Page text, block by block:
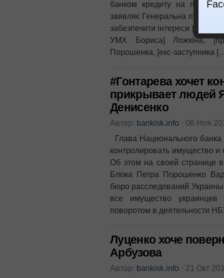
банком кредиту на покупку
заявляє Генеральна
забезпечити інтереси [екс-
УМХ Бориса] Ложкіна,
Порошенка, [екс-заступника
#Гонтарева хочет
прикрывает людей
Денисенко
Автор: bankisk.info ⋅ 06 Ноя
Глава Национального
контролировать имущество и
Об этом на своей странице
Блока Петра Порошенко
бюро расследований
все имущество
поворотом в деятельности
Луценко хоче
Арбузова
Автор: bankisk.info ⋅ 21 Окт